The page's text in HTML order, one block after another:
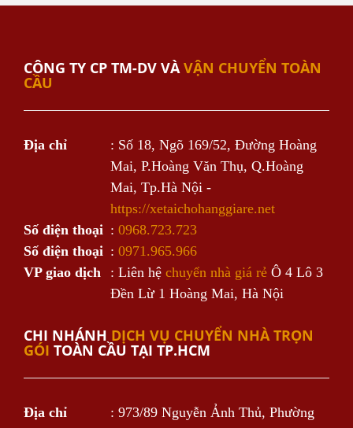
CÔNG TY CP TM-DV VÀVẬN CHUYỂN TOÀN
CẦU
Địa chỉ
: Số 18, Ngõ 169/52, Đường Hoàng
Mai, P.Hoàng Văn Thụ, Q.Hoàng
Mai, Tp.Hà Nội -
https://xetaichohanggiare.net
Số điện thoại : 0968.723.723
Số điện thoại : 0971.965.966
VP giao dịch
: Liên hệ chuyển nhà giá rẻ Ô 4 Lô 3
Đền Lừ 1 Hoàng Mai, Hà Nội
CHI NHÁNH DỊCH VỤ CHUYỂN NHÀ TRỌN
GÓI TOÀN CẦU TẠI TP.HCM
Địa chỉ
: 973/89 Nguyễn Ảnh Thủ, Phường